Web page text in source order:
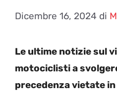
Dicembre 16, 2024 di
Le ultime notizie sul
motociclisti a
precedenza vietate